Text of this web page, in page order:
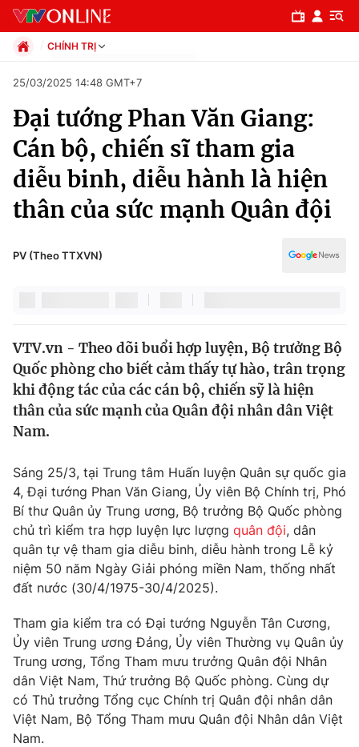
Chuyên mục
Chính trị
Xã hội
Pháp luật
Thế giới
Tin tức
Thế giới đó đây
Kinh tế
Tài chính
Góc doanh nghiệp
Dữ liệu và đời sống
Truyền hình
Phim VTV
Hậu trường
Nhân vật
Khán giả
Giải sao mai
Giải trí
Điện ảnh
Âm nhạc
Sao
Đời sống
Làm đẹp
Chất lượng cuộc sống
Giáo dục
Tuyển sinh
Học trực tuyến
Công nghệ
Hitech Công nghệ tương lai
Sản phẩm
Giao lưu trực tuyến
CHÍNH TRỊ
Xã hội
Pháp luật
Thể thao
Truyền hình
Văn hóa - Giải trí
Y tế
Công nghệ
25/03/2025 14:48 GMT+7
Đại tướng Phan Văn Giang:
Cán bộ, chiến sĩ tham gia
diễu binh, diễu hành là hiện
thân của sức mạnh Quân đội
PV (Theo TTXVN)
VTV.vn - Theo dõi buổi hợp luyện, Bộ trưởng Bộ
Quốc phòng cho biết cảm thấy tự hào, trân trọng
khi động tác của các cán bộ, chiến sỹ là hiện
thân của sức mạnh của Quân đội nhân dân Việt
Nam.
Sáng 25/3, tại Trung tâm Huấn luyện Quân sự quốc gia
4, Đại tướng Phan Văn Giang, Ủy viên Bộ Chính trị, Phó
Bí thư Quân ủy Trung ương, Bộ trưởng Bộ Quốc phòng
chủ trì kiểm tra hợp luyện lực lượng quân đội, dân
quân tự vệ tham gia diễu binh, diễu hành trong Lễ kỷ
niệm 50 năm Ngày Giải phóng miền Nam, thống nhất
đất nước (30/4/1975-30/4/2025).
Tham gia kiểm tra có Đại tướng Nguyễn Tân Cương,
Ủy viên Trung ương Đảng, Ủy viên Thường vụ Quân ủy
Trung ương, Tổng Tham mưu trưởng Quân đội Nhân
dân Việt Nam, Thứ trưởng Bộ Quốc phòng. Cùng dự
có Thủ trưởng Tổng cục Chính trị Quân đội nhân dân
Việt Nam, Bộ Tổng Tham mưu Quân đội Nhân dân Việt
Nam.